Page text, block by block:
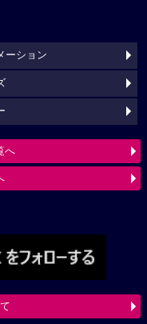
ーション
へ